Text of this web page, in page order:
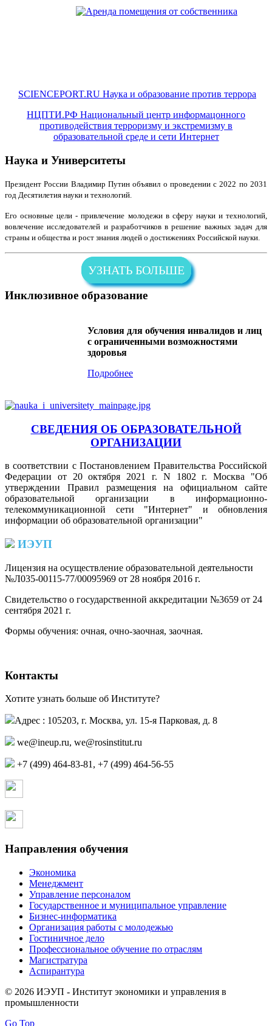
SCIENCEPORT.RU Наука и образование против террора
НЦПТИ.РФ Национальный центр информацонного
противодействия терроризму и экстремизму в
образовательной среде и сети Интернет
Наука и Университеты
Президент России Владимир Путин объявил о проведении с 2022 по 2031
год Десятилетия науки и технологий.
Его основные цели - привлечение молодежи в сферу науки и технологий,
вовлечение исследователей и разработчиков в решение важных задач для
страны и общества и рост знания людей о достижениях Российской науки.
УЗНАТЬ БОЛЬШЕ
Инклюзивное образование
Условия для обучения инвалидов и лиц
с ограниченными возможностями
здоровья
Подробнее
СВЕДЕНИЯ ОБ ОБРАЗОВАТЕЛЬНОЙ
ОРГАНИЗАЦИИ
в соответствии с Постановлением Правительства Российской
Федерации от 20 октября 2021 г. N 1802 г. Москва "Об
утверждении Правил размещения на официальном сайте
образовательной организации в информационно-
телекоммуникационной сети "Интернет" и обновления
информации об образовательной организации"
ИЭУП
Лицензия на осуществление образовательной деятельности
№Л035-00115-77/00095969 от 28 ноября 2016 г.
Свидетельство о государственной аккредитации №3659 от 24
сентября 2021 г.
Формы обучения: очная, очно-заочная, заочная.
Контакты
Хотите узнать больше об Институте?
Адрес : 105203, г. Москва, ул. 15-я Парковая, д. 8
we@ineup.ru, we@rosinstitut.ru
+7 (499) 464-83-81, +7 (499) 464-56-55
Направления обучения
Экономика
Менеджмент
Управление персоналом
Государственное и муниципальное управление
Бизнес-информатика
Организация работы с молодежью
Гостиничное дело
Профессиональное обучение по отраслям
Магистратура
Аспирантура
© 2026 ИЭУП - Институт экономики и управления в
промышленности
Go Top